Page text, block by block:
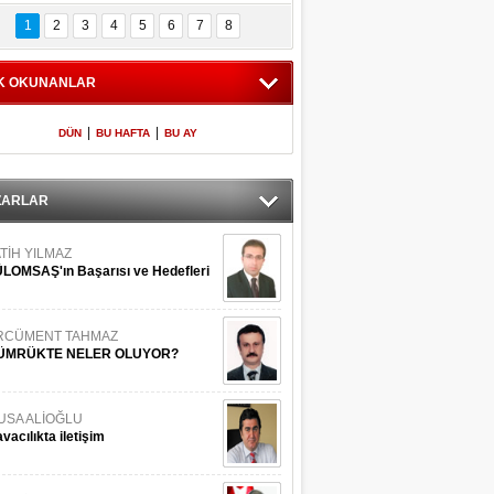
İstanbul
Adaları
600 milletvekilinin
listesi
1 2 3 4 5 6 7 8
OKUNANLAR
DÜN BU HAFTA BU AY
YILMAZ
Başarısı ve Hedefleri
TAHMAZ
NELER OLUYOR?
ALİOĞLU
iletişim